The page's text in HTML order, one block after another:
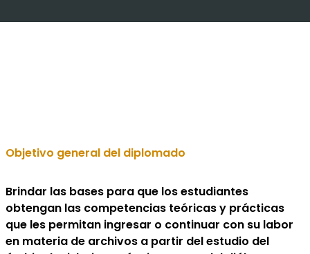
Objetivo general del diplomado
Brindar las bases para que los estudiantes
obtengan las competencias teóricas y prácticas
que les permitan ingresar o continuar con su labor
en materia de archivos a partir del estudio del